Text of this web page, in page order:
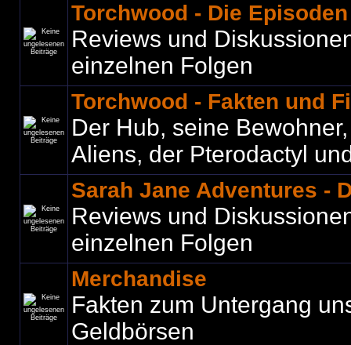
Torchwood - Die Episoden
Reviews und
einzelnen Folgen
Torchwood - Fakten und
Der Hub, seine
Aliens, der Pterodactyl
Sarah Jane Adventures -
Reviews und
einzelnen Folgen
Merchandise
Fakten zum Untergang
Geldbörsen